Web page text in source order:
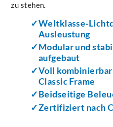
zu stehen.
Weltklasse-
Ausleustung
Modular und
aufgebaut
Voll
Classic Frame
Beidseitige
Zertifiziert nach